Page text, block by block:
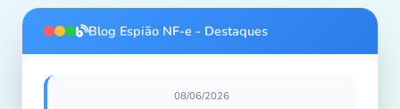
Blog Espião NF-e - Destaques
08/06/2026